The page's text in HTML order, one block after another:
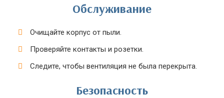
Обслуживание
Очищайте корпус от пыли.
Проверяйте контакты и розетки.
Следите, чтобы вентиляция не была перекрыта.
Безопасность